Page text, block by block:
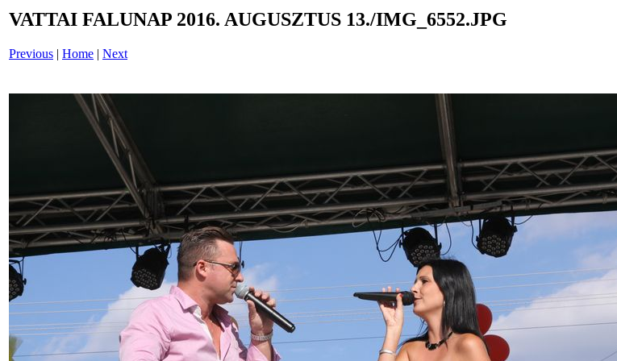
VATTAI FALUNAP 2016. AUGUSZTUS 13./IMG_6552.JPG
Previous | Home | Next